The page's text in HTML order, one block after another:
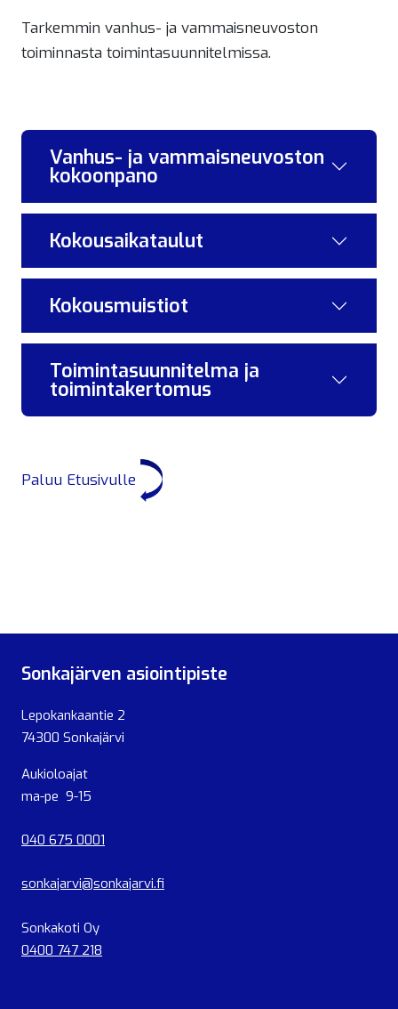
Tarkemmin vanhus- ja vammaisneuvoston
toiminnasta toimintasuunnitelmissa.
Vanhus- ja vammaisneuvoston
kokoonpano
Kokousaikataulut
Kokousmuistiot
Toimintasuunnitelma ja
toimintakertomus
Paluu Etusivulle
Sonkajärven asiointipiste
Lepokankaantie 2
74300 Sonkajärvi
Aukioloajat
ma-pe 9-15
040 675 0001
sonkajarvi@sonkajarvi.fi
Sonkakoti Oy
0400 747 218